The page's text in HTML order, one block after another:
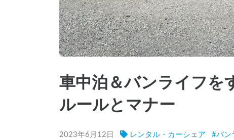
車中泊＆バンライフを
ルールとマナー
2023年6月12日 レンタル・カーシェア #バン